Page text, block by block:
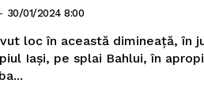
- 30/01/2024 8:00
loc în această dimineață, în
Iași, pe splai Bahlui, în